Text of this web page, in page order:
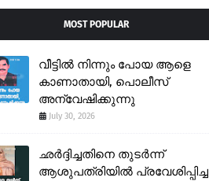
MOST POPULAR
വീട്ടിൽ നിന്നും പോയ ആളെ
കാണാതായി, പൊലീസ്
അന്വേഷിക്കുന്നു
July 30, 2026
ഛർദ്ദിച്ചതിനെ തുടർന്ന്
ആശുപത്രിയിൽ പ്രവേശിപ്പിച്ച